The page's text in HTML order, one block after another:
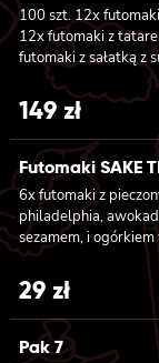
100 szt. 12x
12x futomaki z
futomaki z sałatką z
tuńczykiem, 8x
łososiem, 8x
tempurze, 8x maki z
oshinko, 8x maki z
8x maki z kanpyo
149 zł
Futomaki SAKE
6x futomaki z
philadelphia,
sezamem, i
29 zł
Pak 7